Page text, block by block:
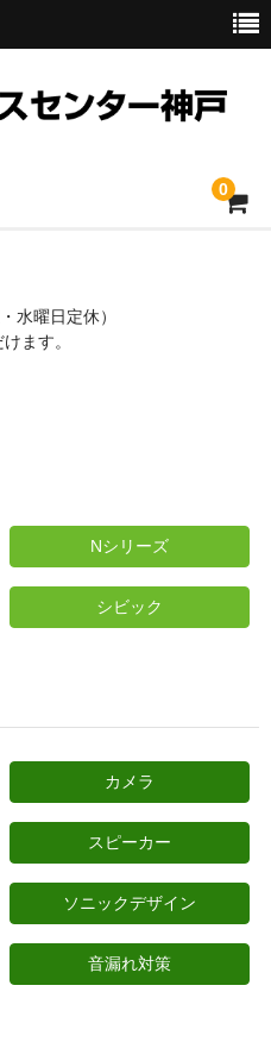
0
水曜日定休）
ます。
Nシリーズ
シビック
カメラ
スピーカー
ソニックデザイン
音漏れ対策